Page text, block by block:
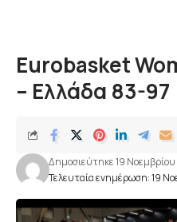
Εurobasket
– Ελλάδα 83-97
Τελευταία ενημέρωση: 19
Δημοσιεύτηκε 19